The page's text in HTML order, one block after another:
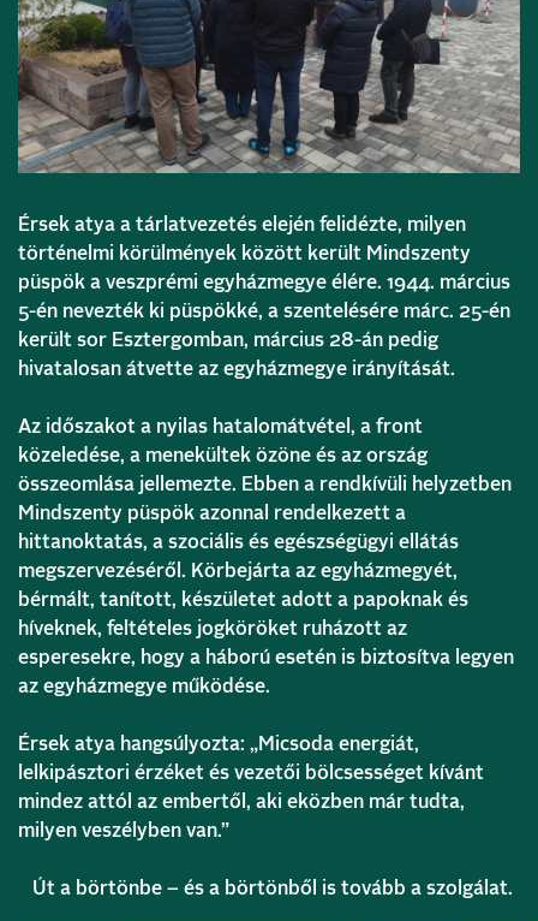
Érsek atya a tárlatvezetés elején felidézte, milyen
történelmi körülmények között került Mindszenty
püspök a veszprémi egyházmegye élére. 1944. március
5-én nevezték ki püspökké, a szentelésére márc. 25-én
került sor Esztergomban, március 28-án pedig
hivatalosan átvette az egyházmegye irányítását.
Az időszakot a nyilas hatalomátvétel, a front
közeledése, a menekültek özöne és az ország
összeomlása jellemezte. Ebben a rendkívüli helyzetben
Mindszenty püspök azonnal rendelkezett a
hittanoktatás, a szociális és egészségügyi ellátás
megszervezéséről. Körbejárta az egyházmegyét,
bérmált, tanított, készületet adott a papoknak és
híveknek, feltételes jogköröket ruházott az
esperesekre, hogy a háború esetén is biztosítva legyen
az egyházmegye működése.
Érsek atya hangsúlyozta: „Micsoda energiát,
lelkipásztori érzéket és vezetői bölcsességet kívánt
mindez attól az embertől, aki eközben már tudta,
milyen veszélyben van.”
Út a börtönbe – és a börtönből is tovább a szolgálat.